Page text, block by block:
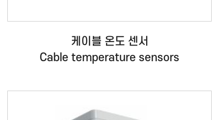
케이블 온도 센서
Cable temperature sensors